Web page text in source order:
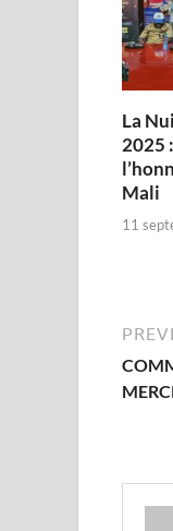
‎La
2025
Mali
11